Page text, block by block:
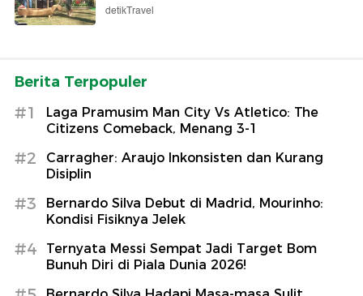
detikTravel
Berita Terpopuler
#1
Laga Pramusim Man City Vs Atletico: The
Citizens Comeback, Menang 3-1
#2
Carragher: Araujo Inkonsisten dan Kurang
Disiplin
#3
Bernardo Silva Debut di Madrid, Mourinho:
Kondisi Fisiknya Jelek
#4
Ternyata Messi Sempat Jadi Target Bom
Bunuh Diri di Piala Dunia 2026!